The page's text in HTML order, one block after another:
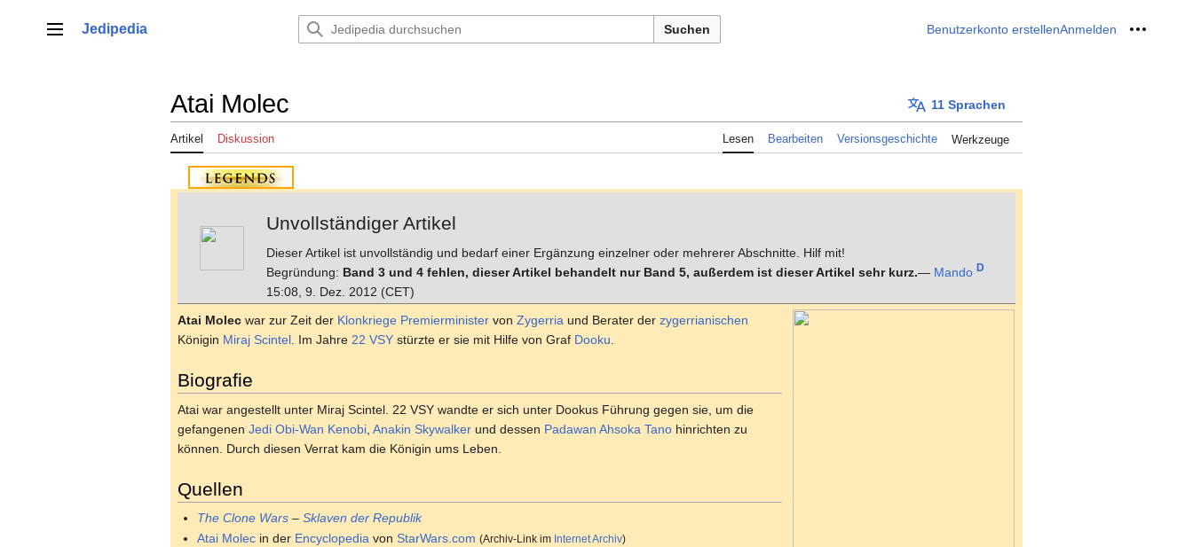
springenHauptmenü
Jedipedia Suchen Benutzerkonto erstellenAnmelden Meine
Atai Molec 11 Sprachen
Artikel Diskussion Lesen Bearbeiten Versionsgeschichte Werkzeuge
Unvollständiger Artikel
Dieser Artikel ist unvollständig und bedarf einer Ergänzung einzelner oder mehrerer Abschnitte. Hilf mit!
Begründung: Band 3 und 4 fehlen, dieser Artikel behandelt nur Band 5, außerdem ist dieser Artikel sehr kurz.— Mando D
15:08, 9. Dez. 2012 (CET)
Atai Molec war zur Zeit der Klonkriege Premierminister von Zygerria und Berater der zygerrianischen
Königin Miraj Scintel. Im Jahre 22 VSY stürzte er sie mit Hilfe von Graf Dooku.
Biografie
Atai war angestellt unter Miraj Scintel. 22 VSY wandte er sich unter Dookus Führung gegen sie, um die
gefangenen Jedi Obi-Wan Kenobi, Anakin Skywalker und dessen Padawan Ahsoka Tano hinrichten zu
können. Durch diesen Verrat kam die Königin ums Leben.
Quellen
The Clone Wars –Sklaven der Republik
Atai Molec in der Encyclopedia vonStarWars.com (Archiv-Link im Internet Archiv)